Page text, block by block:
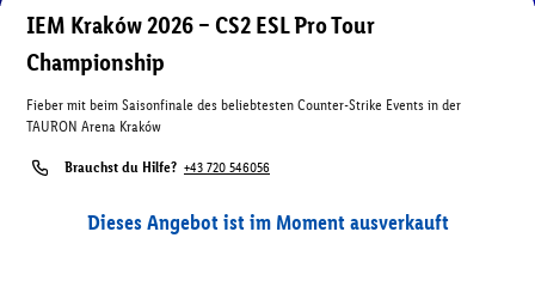
IEM Kraków 2026 – CS2 ESL Pro Tour
Championship
Fieber mit beim Saisonfinale des beliebtesten Counter-Strike Events in der
TAURON Arena Kraków
Brauchst du Hilfe? +43 720 546056
Dieses Angebot ist im Moment ausverkauft